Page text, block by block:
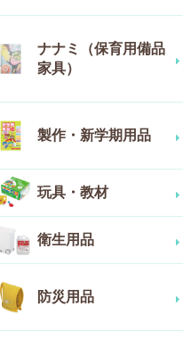
ナナミ（保育用備品
家具）
製作・新学期用品
玩具・教材
衛生用品
防災用品